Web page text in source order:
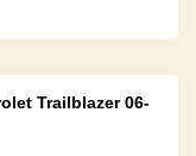
Trailblazer 06-